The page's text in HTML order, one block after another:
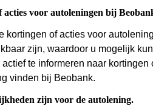
voor autoleningen bij
kortingen of acties voor
zijn, waardoor u mogelijk
te informeren naar
vinden bij Beobank.
zijn voor de autolening.